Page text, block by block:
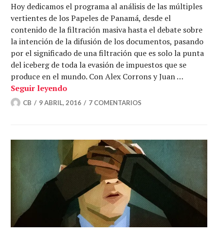
Hoy dedicamos el programa al análisis de las múltiples
vertientes de los Papeles de Panamá, desde el
contenido de la filtración masiva hasta el debate sobre
la intención de la difusión de los documentos, pasando
por el significado de una filtración que es solo la punta
del iceberg de toda la evasión de impuestos que se
produce en el mundo. Con Alex Corrons y Juan …
Seguir leyendoDeconstruyendo Panama Papers –
CB 9 ABRIL, 2016 7 COMENTARIOS